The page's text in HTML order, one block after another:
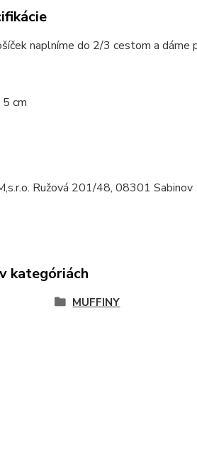
naplníme do 2/3 cestom a dáme
5 cm
Ružová 201/48, 08301 Sabinov
kategóriách
MUFFINY